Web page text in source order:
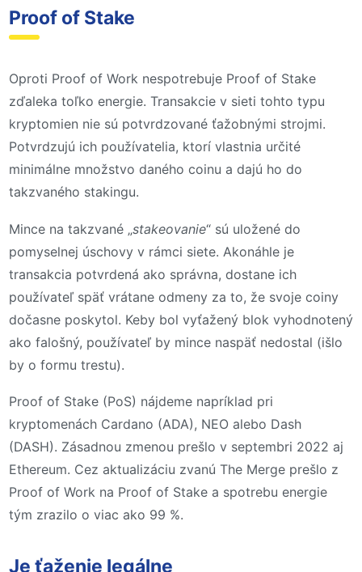
Proof of Stake
Oproti Proof of Work nespotrebuje Proof of Stake
zďaleka toľko energie. Transakcie v sieti tohto typu
kryptomien nie sú potvrdzované ťažobnými strojmi.
Potvrdzujú ich používatelia, ktorí vlastnia určité
minimálne množstvo daného coinu a dajú ho do
takzvaného stakingu.
Mince na takzvané „stakeovanie“ sú uložené do
pomyselnej úschovy v rámci siete. Akonáhle je
transakcia potvrdená ako správna, dostane ich
používateľ späť vrátane odmeny za to, že svoje coiny
dočasne poskytol. Keby bol vyťažený blok vyhodnotený
ako falošný, používateľ by mince naspäť nedostal (išlo
by o formu trestu).
Proof of Stake (PoS) nájdeme napríklad pri
kryptomenách Cardano (ADA), NEO alebo Dash
(DASH). Zásadnou zmenou prešlo v septembri 2022 aj
Ethereum. Cez aktualizáciu zvanú The Merge prešlo z
Proof of Work na Proof of Stake a spotrebu energie
tým zrazilo o viac ako 99 %.
Je ťaženie legálne